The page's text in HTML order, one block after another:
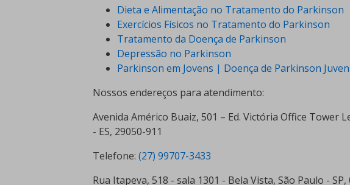
Dieta e Alimentação no Tratamento do Parkinson
Exercícios Físicos no Tratamento do Parkinson
Tratamento da Doença de Parkinson
Depressão no Parkinson
Parkinson em Jovens | Doença de Parkinson
Nossos endereços para atendimento:
Avenida Américo Buaiz, 501 – Ed. Victória Office Tower
- ES, 29050-911
Telefone: (27) 99707-3433
Rua Itapeva, 518 - sala 1301 - Bela Vista, São Paulo -